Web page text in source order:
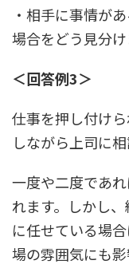
・相手に事情が
場合をどう見分け
＜回答例3＞
仕事を押し付け
しながら上司に相
一度や二度であ
れます。しかし
に任せている場
場の雰囲気にも影